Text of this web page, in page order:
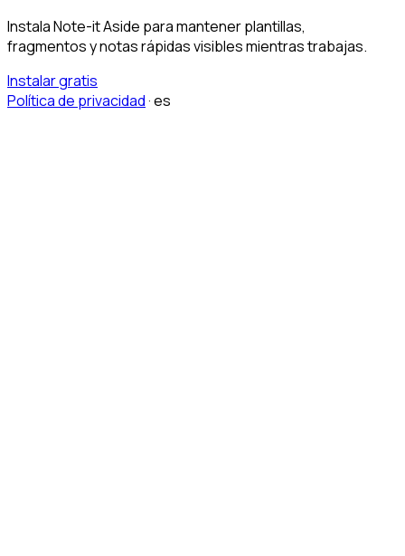
Instala Note-it Aside para mantener plantillas,
fragmentos y notas rápidas visibles mientras trabajas.
Instalar gratis
Política de privacidad·es